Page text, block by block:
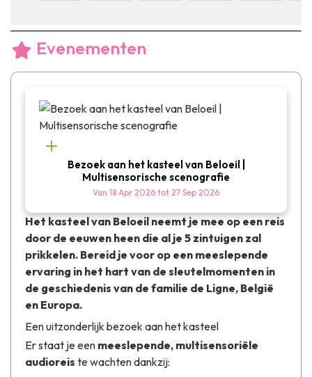
Evenementen
Bezoek aan het kasteel van Beloeil |
Multisensorische scenografie
Van 18 Apr 2026 tot 27 Sep 2026
Het kasteel van Beloeil neemt je mee op een reis
door de eeuwen heen die al je 5 zintuigen zal
prikkelen. Bereid je voor op een meeslepende
ervaring in het hart van de sleutelmomenten in
de geschiedenis van de familie de Ligne, België
en Europa.
Een uitzonderlijk bezoek aan het kasteel
Er staat je een meeslepende, multisensoriële
audioreis te wachten dankzij: